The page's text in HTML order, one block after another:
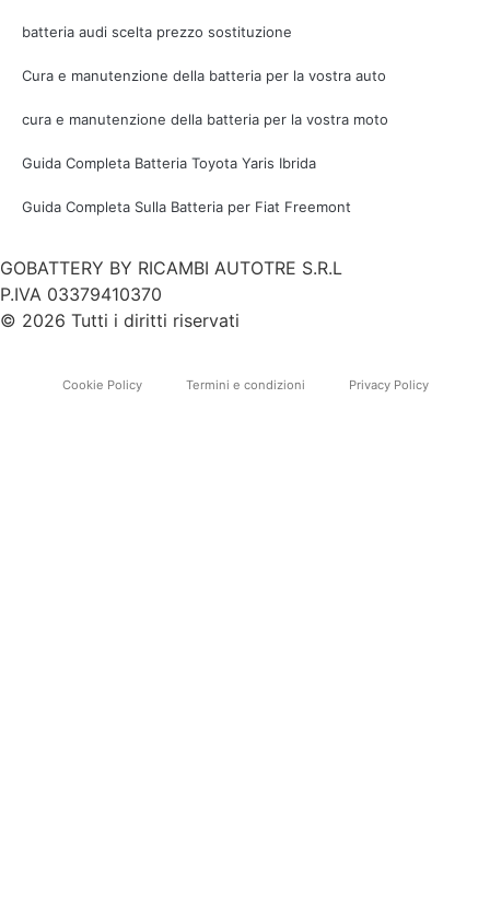
batteria audi scelta prezzo sostituzione
Cura e manutenzione della batteria per la vostra auto
cura e manutenzione della batteria per la vostra moto
Guida Completa Batteria Toyota Yaris Ibrida
Guida Completa Sulla Batteria per Fiat Freemont
GOBATTERY BY RICAMBI AUTOTRE S.R.L
P.IVA 03379410370
© 2026 Tutti i diritti riservati
Cookie Policy Termini e condizioni Privacy Policy